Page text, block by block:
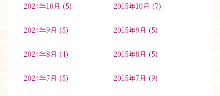
2024年10月 (5)
2024年9月 (5)
2024年8月 (4)
2024年7月 (5)
2015年10月 (7)
2015年9月 (5)
2015年8月 (5)
2015年7月 (9)